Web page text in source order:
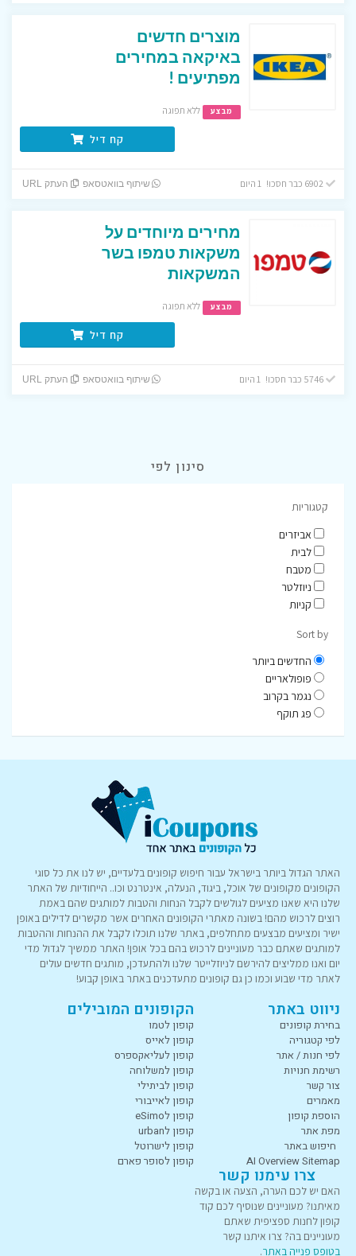
מוצרים חדשים
באיקאה במחירים
מפתיעים !
מבצע ללא תפוגה
קח דיל
6902 כבר חסכו! 1 היום שיתוף בוואטסאפ העתק URL
מחירים מיוחדים על
משקאות טמפו בשר
המשקאות
מבצע ללא תפוגה
קח דיל
5746 כבר חסכו! 1 היום שיתוף בוואטסאפ העתק URL
סינון לפי
קטגוריות
אביזרים
לבית
מטבח
ניוזלטר
קניות
Sort by
החדשים ביותר
פופולאריים
נגמר בקרוב
פג תוקף
האתר הגדול ביותר בישראל עבור חיפוש קופונים בלעדיים, יש לנו את כל סוגי
הקופונים מקופונים של אוכל, ביגוד, הנעלה, אינטרנט וכו.. הייחודיות של האתר
שלנו היא שאנו מציעים לגולשים לקבל הנחות והטבות למותגים שהם באמת
רוצים לרכוש מהם! בשונה מאתרי הקופונים האחרים אשר מקשרים לדילים באופן
ישיר ומציעים מבצעים מתחלפים, באתר שלנו תוכלו לקבל את ההנחות וההטבות
למותגים שאתם כבר מעוניינים לרכוש בהם בכל אופן! האתר ממשיך לגדול מדי
יום ואנו ממליצים להירשם לניוזלייטר שלנו ולהתעדכן, מותגים חדשים עולים
לאתר מדי שבוע וכמו כן גם קופונים מתעדכנים באתר באופן קבוע!
ניווט באתר
בחירת קופונים
לפי קטגוריה
לפי חנות / אתר
רשימת חנויות
צור קשר
מאמרים
הוספת קופון
מפת אתר
חיפוש באתר
AI Overview Sitemap
הקופונים המובילים
קופון לטמו
קופון לאייס
קופון לעליאקספרס
קופון למשלוחה
קופון לביתילי
קופון לאייבורי
קופון לeSimo
קופון לurban
קופון לישרוטל
קופון לסופר פארם
צרו עימנו קשר
האם יש לכם הערה, הצעה או בקשה
מאיתנו? מעוניינים שנוסיף לכם קוד
קופון לחנות ספציפית שאתם
מעוניינים בה? צרו איתנו קשר
בטופס פנייה באתר.